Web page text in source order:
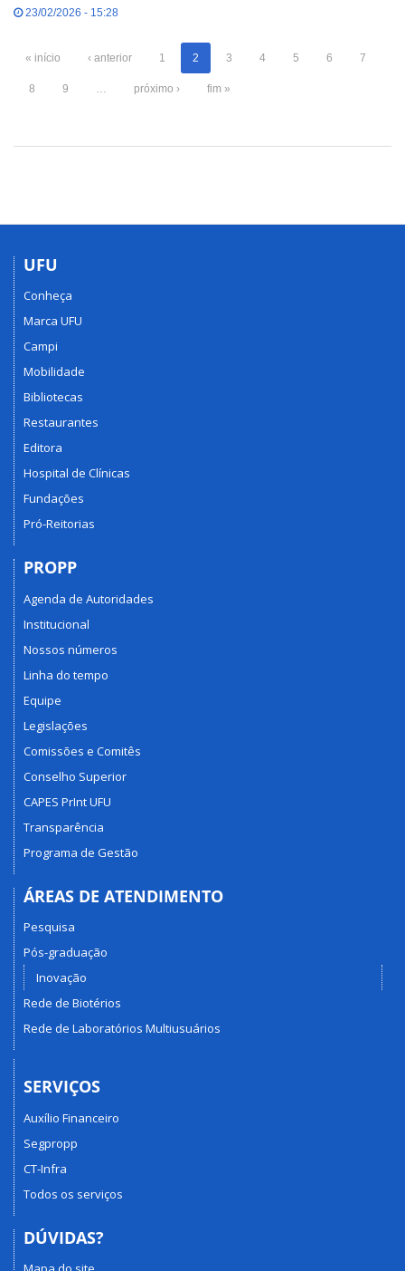
23/02/2026 - 15:28
« início ‹ anterior 1 2 3 4 5 6 7
8 9 próximo › fim »
UFU
Conheça
Marca UFU
Campi
Mobilidade
Bibliotecas
Restaurantes
Editora
Hospital de Clínicas
Fundações
Pró-Reitorias
PROPP
Agenda de Autoridades
Institucional
Nossos números
Linha do tempo
Equipe
Legislações
Comissões e Comitês
Conselho Superior
CAPES PrInt UFU
Transparência
Programa de Gestão
ÁREAS DE ATENDIMENTO
Pesquisa
Pós-graduação
Inovação
Rede de Biotérios
Rede de Laboratórios Multiusuários
SERVIÇOS
Auxílio Financeiro
Segpropp
CT-Infra
Todos os serviços
DÚVIDAS?